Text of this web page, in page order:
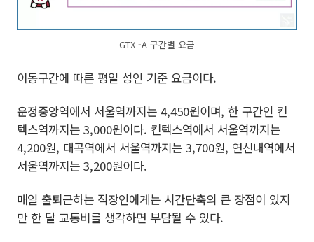
GTX -A 구간별 요금
이동구간에 따른 평일 성인 기준 요금이다.
운정중앙역에서 서울역까지는 4,450원이며, 한 구간인 킨
텍스역까지는 3,000원이다. 킨텍스역에서 서울역까지는
4,200원, 대곡역에서 서울역까지는 3,700원, 연신내역에서
서울역까지는 3,200원이다.
매일 출퇴근하는 직장인에게는 시간단축의 큰 장점이 있지
만 한 달 교통비를 생각하면 부담될 수 있다.